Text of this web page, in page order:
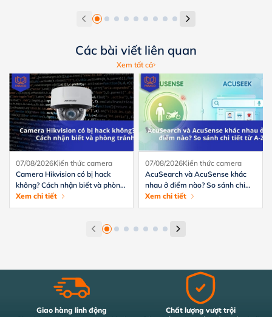
Các bài viết liên quan
Xem tất cả
07/08/2026Kiến thức camera
Camera Hikvision có bị hack
không? Cách nhận biết và phòng
tránh hiệu quả
Xem chi tiết
07/08/2026Kiến thức camera
AcuSearch và AcuSense khác
nhau ở điểm nào? So sánh chi
tiết từ A-Z
Xem chi tiết
Giao hàng linh động
Chất lượng vượt trội